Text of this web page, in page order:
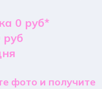
0 руб*
руб
фото и получите